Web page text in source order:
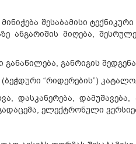
შესაბამისი
ანგარიშის მიღება,
განრიგის
“რიდერების”)
დასკანერება,
ელექტრონული